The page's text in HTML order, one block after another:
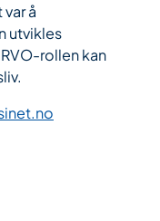
å
utvikles
rollen kan